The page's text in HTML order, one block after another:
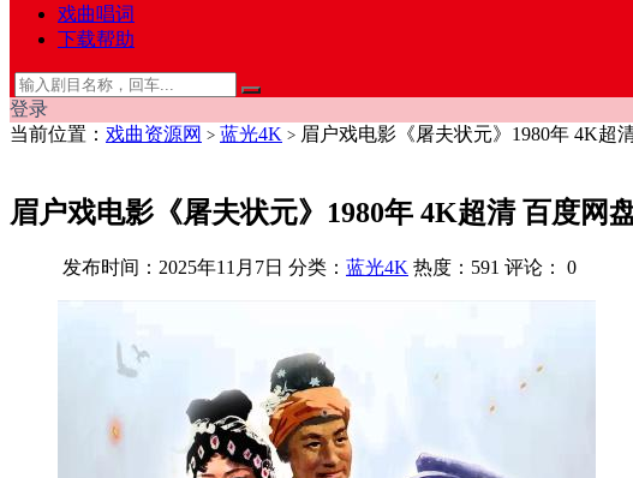
戏曲唱词
下载帮助
登录
当前位置： 戏曲资源网 > 蓝光4K > 眉户戏电影《屠夫状元》1980年 4K超
眉户戏电影《屠夫状元》1980年 4K超清 百度网
发布时间：2025年11月7日 分类： 蓝光4K 热度：591 评论： 0